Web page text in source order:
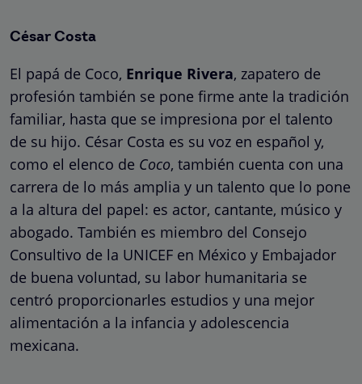
César Costa
El papá de Coco, Enrique Rivera, zapatero de
profesión también se pone firme ante la tradición
familiar, hasta que se impresiona por el talento
de su hijo. César Costa es su voz en español y,
como el elenco de Coco, también cuenta con una
carrera de lo más amplia y un talento que lo pone
a la altura del papel: es actor, cantante, músico y
abogado. También es miembro del Consejo
Consultivo de la UNICEF en México y Embajador
de buena voluntad, su labor humanitaria se
centró proporcionarles estudios y una mejor
alimentación a la infancia y adolescencia
mexicana.